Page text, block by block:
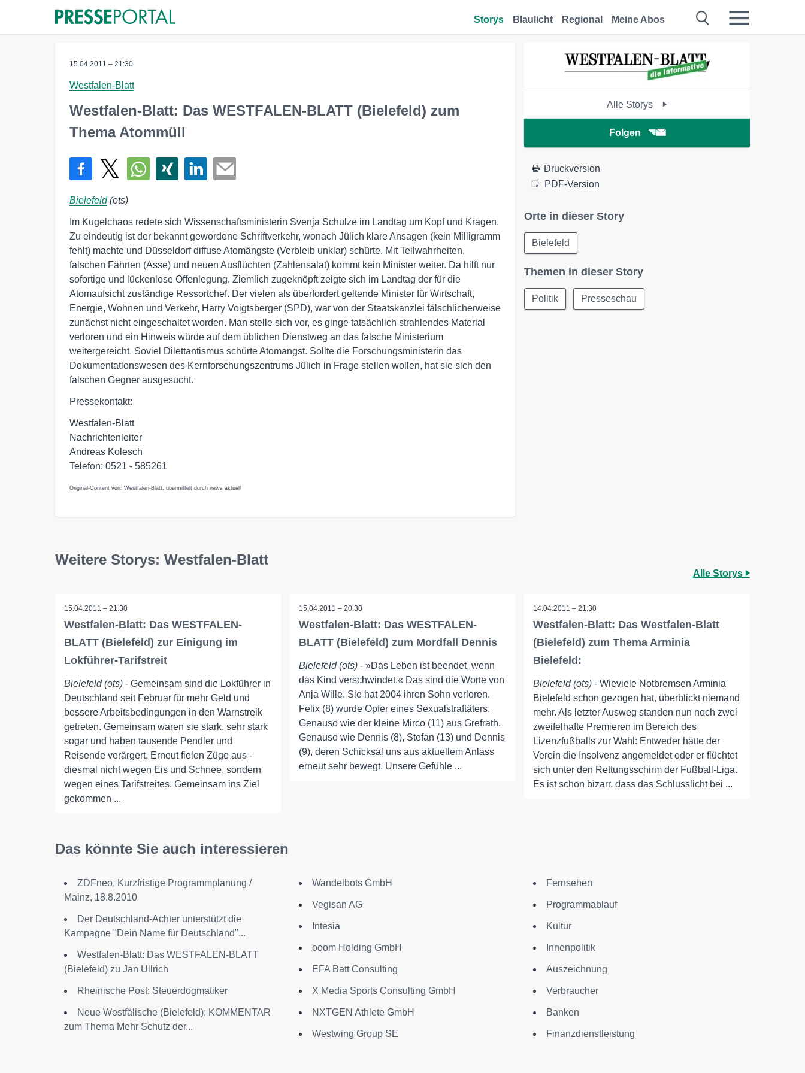
Storys Blaulicht Regional Meine Abos
15.04.2011 – 21:30
Westfalen-Blatt
Westfalen-Blatt: Das WESTFALEN-BLATT (Bielefeld) zum
Thema Atommüll
Bielefeld(ots)
Im Kugelchaos redete sich Wissenschaftsministerin Svenja Schulze im Landtag um Kopf und Kragen.
Zu eindeutig ist der bekannt gewordene Schriftverkehr, wonach Jülich klare Ansagen (kein Milligramm
fehlt) machte und Düsseldorf diffuse Atomängste (Verbleib unklar) schürte. Mit Teilwahrheiten,
falschen Fährten (Asse) und neuen Ausflüchten (Zahlensalat) kommt kein Minister weiter. Da hilft nur
sofortige und lückenlose Offenlegung. Ziemlich zugeknöpft zeigte sich im Landtag der für die
Atomaufsicht zuständige Ressortchef. Der vielen als überfordert geltende Minister für Wirtschaft,
Energie, Wohnen und Verkehr, Harry Voigtsberger (SPD), war von der Staatskanzlei fälschlicherweise
zunächst nicht eingeschaltet worden. Man stelle sich vor, es ginge tatsächlich strahlendes Material
verloren und ein Hinweis würde auf dem üblichen Dienstweg an das falsche Ministerium
weitergereicht. Soviel Dilettantismus schürte Atomangst. Sollte die Forschungsministerin das
Dokumentationswesen des Kernforschungszentrums Jülich in Frage stellen wollen, hat sie sich den
falschen Gegner ausgesucht.
Pressekontakt:
Westfalen-Blatt
Nachrichtenleiter
Andreas Kolesch
Telefon: 0521 - 585261
Original-Content von: Westfalen-Blatt, übermittelt durch news aktuell
Alle Storys
Folgen
Druckversion
PDF-Version
Orte in dieser Story
Bielefeld
Themen in dieser Story
Politik Presseschau
Weitere Storys: Westfalen-Blatt
Alle Storys
15.04.2011 – 21:30
Westfalen-Blatt: Das WESTFALEN-
BLATT (Bielefeld) zur Einigung im
Lokführer-Tarifstreit
Bielefeld (ots) - Gemeinsam sind die Lokführer in
Deutschland seit Februar für mehr Geld und
bessere Arbeitsbedingungen in den Warnstreik
getreten. Gemeinsam waren sie stark, sehr stark
sogar und haben tausende Pendler und
Reisende verärgert. Erneut fielen Züge aus -
diesmal nicht wegen Eis und Schnee, sondern
wegen eines Tarifstreites. Gemeinsam ins Ziel
gekommen ...
15.04.2011 – 20:30
Westfalen-Blatt: Das WESTFALEN-
BLATT (Bielefeld) zum Mordfall Dennis
Bielefeld (ots)- »Das Leben ist beendet, wenn
das Kind verschwindet.« Das sind die Worte von
Anja Wille. Sie hat 2004 ihren Sohn verloren.
Felix (8) wurde Opfer eines Sexualstraftäters.
Genauso wie der kleine Mirco (11) aus Grefrath.
Genauso wie Dennis (8), Stefan (13) und Dennis
(9), deren Schicksal uns aus aktuellem Anlass
erneut sehr bewegt. Unsere Gefühle ...
14.04.2011 – 21:30
Westfalen-Blatt: Das Westfalen-Blatt
(Bielefeld) zum Thema Arminia
Bielefeld:
Bielefeld (ots) - Wieviele Notbremsen Arminia
Bielefeld schon gezogen hat, überblickt niemand
mehr. Als letzter Ausweg standen nun noch zwei
zweifelhafte Premieren im Bereich des
Lizenzfußballs zur Wahl: Entweder hätte der
Verein die Insolvenz angemeldet oder er flüchtet
sich unter den Rettungsschirm der Fußball-Liga.
Es ist schon bizarr, dass das Schlusslicht bei ...
Das könnte Sie auch interessieren
ZDFneo, Kurzfristige Programmplanung /
Mainz, 18.8.2010
Der Deutschland-Achter unterstützt die
Kampagne "Dein Name für Deutschland"...
Westfalen-Blatt: Das WESTFALEN-BLATT
(Bielefeld) zu Jan Ullrich
Rheinische Post: Steuerdogmatiker
Neue Westfälische (Bielefeld): KOMMENTAR
zum Thema Mehr Schutz der...
Wandelbots GmbH
Vegisan AG
Intesia
ooom Holding GmbH
EFA Batt Consulting
X Media Sports Consulting GmbH
NXTGEN Athlete GmbH
Westwing Group SE
Fernsehen
Programmablauf
Kultur
Innenpolitik
Auszeichnung
Verbraucher
Banken
Finanzdienstleistung